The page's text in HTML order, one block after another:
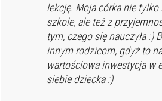
lekcję. Moja córka nie
szkole, ale też z
tym, czego się nauczyła :)
innym rodzicom, gdyż to
wartościowa inwestycja w
siebie dziecka :)